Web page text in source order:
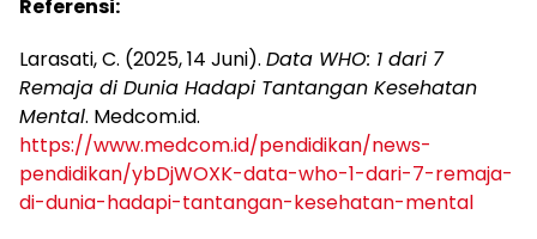
Referensi:
Larasati, C. (2025, 14 Juni). Data WHO: 1 dari 7
Remaja di Dunia Hadapi Tantangan Kesehatan
Mental. Medcom.id.
https://www.medcom.id/pendidikan/news-
pendidikan/ybDjWOXK-data-who-1-dari-7-remaja-
di-dunia-hadapi-tantangan-kesehatan-mental